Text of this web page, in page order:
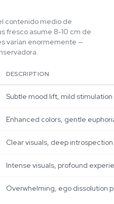
contenido medio de
fresco asume 8-10 cm de
varían enormemente —
DESCRIPTION
Subtle mood lift, mild stimulation
Enhanced colors, gentle
Clear visuals, deep introspection
Intense visuals, profound
Overwhelming, ego dissolution